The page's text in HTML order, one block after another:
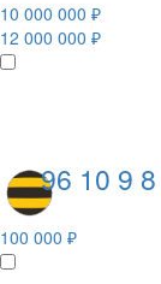
10 000 000 ₽
12 000 000 ₽
96 10 9
100 000 ₽